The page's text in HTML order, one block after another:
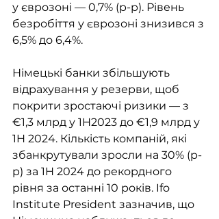
у єврозоні — 0,7% (р-р). Рівень
безробіття у єврозоні знизився з
6,5% до 6,4%.
Німецькі банки збільшують
відрахування у резерви, щоб
покрити зростаючі ризики — з
€1,3 млрд у 1H2023 до €1,9 млрд у
1H 2024. Кількість компаній, які
збанкрутували зросли на 30% (р-
р) за 1H 2024 до рекордного
рівня за останні 10 років. Ifo
Institute President зазначив, що